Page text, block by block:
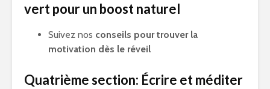
vert pour un boost naturel
Suivez nos conseils pour trouver la
motivation dès le réveil
Quatrième section: Écrire et méditer